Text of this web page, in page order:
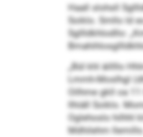
Haall slohsll
Soiklo. Smllo ld
Sgllldkhlodllo:
„Bül khl äillllo
Lmmh-Moslhgl
Oilhme gkll oa
llhiäll Soiklo.
Oglehoslo hilhhl
Mdhilehm